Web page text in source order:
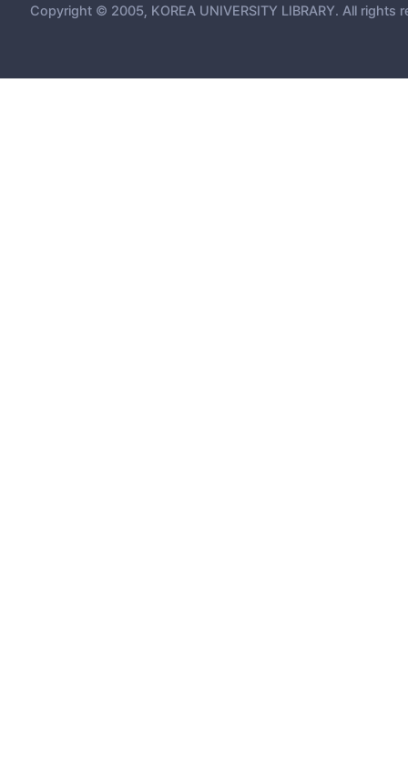
Copyright © 2005, KOREA UNIVERSITY LIBRARY. All rights